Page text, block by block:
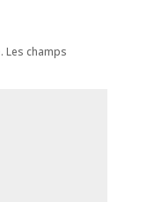
Les champs